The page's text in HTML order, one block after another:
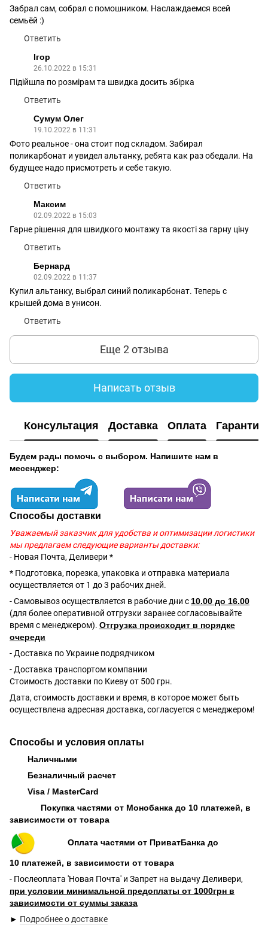
Забрал сам, собрал с помошником. Наслаждаемся всей
семьёй :)
Ответить
Ігор
26.10.2022 в 15:31
Підійшла по розмірам та швидка досить збірка
Ответить
Сумум Олег
19.10.2022 в 11:31
Фото реальное - она стоит под складом. Забирал
поликарбонат и увидел альтанку, ребята как раз обедали. На
будущее надо присмотреть и себе такую.
Ответить
Максим
02.09.2022 в 15:03
Гарне рішення для швидкого монтажу та якості за гарну ціну
Ответить
Бернард
02.09.2022 в 11:37
Купил альтанку, выбрал синий поликарбонат. Теперь с
крышей дома в унисон.
Ответить
Еще 2 отзыва
Написать отзыв
Консультация Доставка Оплата Гарантия
Будем рады помочь с выбором. Напишите нам в
месенджер:
Способы доставки
Уважаемый заказчик для удобства и оптимизации логистики
мы предлагаем следующие варианты доставки:
- Новая Почта, Деливери *
* Подготовка, порезка, упаковка и отправка материала
осуществляется от 1 до 3 рабочих дней.
- Самовывоз осуществляется в рабочие дни с 10.00 до 16.00
(для более оперативной отгрузки заранее согласовывайте
время с менеджером). Отгрузка происходит в порядке
очереди
- Доставка по Украине подрядчиком
- Доставка транспортом компании
Стоимость доставки по Киеву от 500 грн.
Дата, стоимость доставки и время, в которое может быть
осуществлена адресная доставка, согласуется с менеджером!
Способы и условия оплаты
Наличными
Безналичный расчет
Visa / MasterCard
Покупка частями от Монобанка до 10 платежей, в
зависимости от товара
Оплата частями от ПриватБанка до
10 платежей, в зависимости от товара
- Послеоплата 'Новая Почта' и Запрет на выдачу Деливери,
при условии минимальной предоплаты от 1000грн в
зависимости от суммы заказа
► Подробнее о доставке